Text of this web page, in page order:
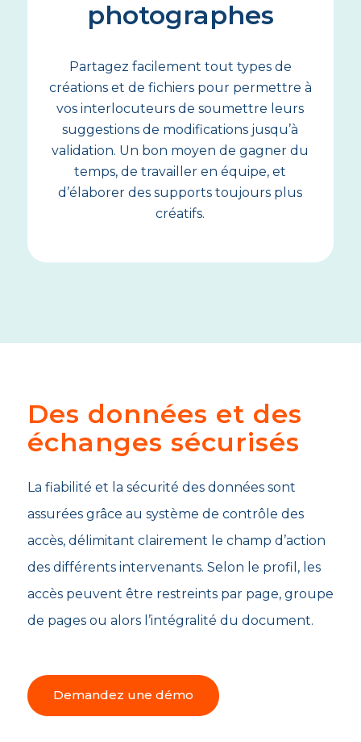
photographes
Partagez facilement tout types de
créations et de fichiers pour permettre à
vos interlocuteurs de soumettre leurs
suggestions de modifications jusqu’à
validation. Un bon moyen de gagner du
temps, de travailler en équipe, et
d’élaborer des supports toujours plus
créatifs.
Des données et des
échanges sécurisés
La fiabilité et la sécurité des données sont
assurées grâce au système de contrôle des
accès, délimitant clairement le champ d’action
des différents intervenants. Selon le profil, les
accès peuvent être restreints par page, groupe
de pages ou alors l’intégralité du document.
Demandez une démo